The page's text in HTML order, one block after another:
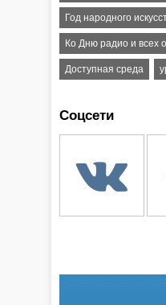
Год народного
Ко Дню радио и всех
Доступная среда
Соцсети